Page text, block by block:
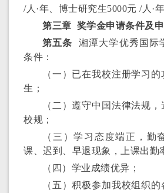
/人·年、博士研究生5000元 /人·年
第三章 奖学金申请条件及
第五条 湘潭大学优秀国际
条件：
（一）已在我校注册学习
生；
（二）遵守中国法律法规
校规；
（三）学习态度端正，勤
课、迟到、早退现象，上课出勤
（四）学业成绩优异；
（五）积极参加我校组织